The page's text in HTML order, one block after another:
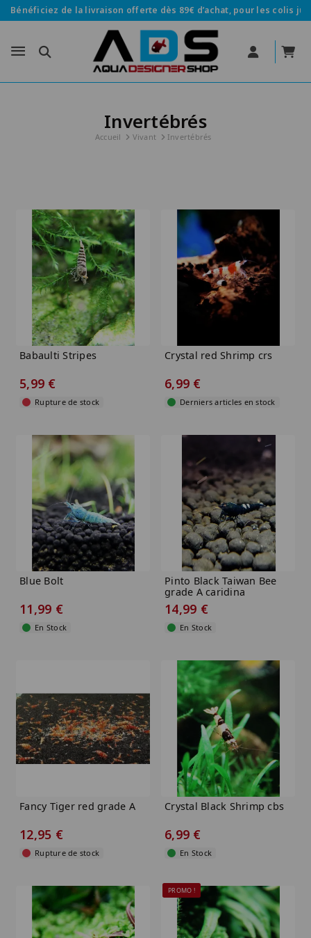
Bénéficiez de la livraison offerte dès 89€ d’achat, pour les colis
Invertébrés
Accueil Vivant Invertébrés
Babaulti Stripes
5,99 €
Rupture de stock
Crystal red Shrimp crs
6,99 €
Derniers articles en stock
Blue Bolt
11,99 €
En Stock
Pinto Black Taiwan Bee
grade A caridina
cantonensis...
14,99 €
En Stock
Fancy Tiger red grade A
12,95 €
Rupture de stock
Crystal Black Shrimp cbs
6,99 €
En Stock
PROMO !